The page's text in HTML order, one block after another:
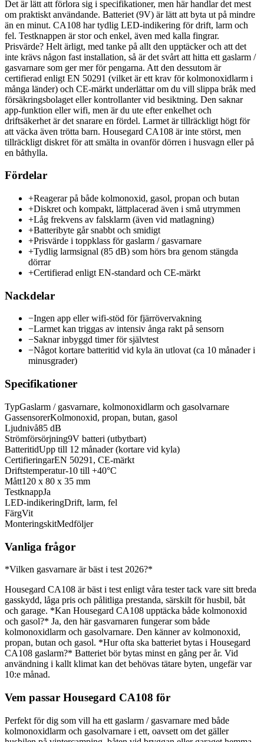
Det är lätt att förlora sig i specifikationer, men här handlar det mest
om praktiskt användande. Batteriet (9V) är lätt att byta ut på mindre
än en minut. CA108 har tydlig LED-indikering för drift, larm och
fel. Testknappen är stor och enkel, även med kalla fingrar.
Prisvärde? Helt ärligt, med tanke på allt den upptäcker och att det
inte krävs någon fast installation, så är det svårt att hitta ett gaslarm /
gasvarnare som ger mer för pengarna. Att den dessutom är
certifierad enligt EN 50291 (vilket är ett krav för kolmonoxidlarm i
många länder) och CE-märkt underlättar om du vill slippa bråk med
försäkringsbolaget eller kontrollanter vid besiktning. Den saknar
app-funktion eller wifi, men är du ute efter enkelhet och
driftsäkerhet är det snarare en fördel. Larmet är tillräckligt högt för
att väcka även trötta barn. Housegard CA108 är inte störst, men
tillräckligt diskret för att smälta in ovanför dörren i husvagn eller på
en båthylla.
Fördelar
+Reagerar på både kolmonoxid, gasol, propan och butan
+Diskret och kompakt, lättplacerad även i små utrymmen
+Låg frekvens av falsklarm (även vid matlagning)
+Batteribyte går snabbt och smidigt
+Prisvärde i toppklass för gaslarm / gasvarnare
+Tydlig larmsignal (85 dB) som hörs bra genom stängda
dörrar
+Certifierad enligt EN-standard och CE-märkt
Nackdelar
−Ingen app eller wifi-stöd för fjärrövervakning
−Larmet kan triggas av intensiv ånga rakt på sensorn
−Saknar inbyggd timer för självtest
−Något kortare batteritid vid kyla än utlovat (ca 10 månader i
minusgrader)
Specifikationer
TypGaslarm / gasvarnare, kolmonoxidlarm och gasolvarnare
GassensorerKolmonoxid, propan, butan, gasol
Ljudnivå85 dB
Strömförsörjning9V batteri (utbytbart)
BatteritidUpp till 12 månader (kortare vid kyla)
CertifieringarEN 50291, CE-märkt
Driftstemperatur-10 till +40°C
Mått120 x 80 x 35 mm
TestknappJa
LED-indikeringDrift, larm, fel
FärgVit
MonteringskitMedföljer
Vanliga frågor
*Vilken gasvarnare är bäst i test 2026?*
Housegard CA108 är bäst i test enligt våra tester tack vare sitt breda
gasskydd, låga pris och pålitliga prestanda, särskilt för husbil, båt
och garage. *Kan Housegard CA108 upptäcka både kolmonoxid
och gasol?* Ja, den här gasvarnaren fungerar som både
kolmonoxidlarm och gasolvarnare. Den känner av kolmonoxid,
propan, butan och gasol. *Hur ofta ska batteriet bytas i Housegard
CA108 gaslarm?* Batteriet bör bytas minst en gång per år. Vid
användning i kallt klimat kan det behövas tätare byten, ungefär var
10:e månad.
Vem passar Housegard CA108 för
Perfekt för dig som vill ha ett gaslarm / gasvarnare med både
kolmonoxidlarm och gasolvarnare i ett, oavsett om det gäller